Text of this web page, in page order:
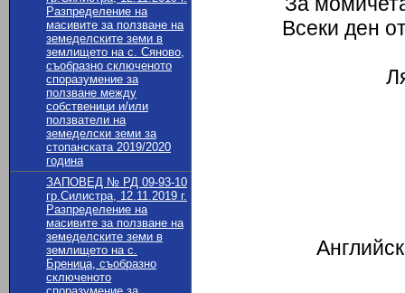
Разпределение на
масивите за ползване на
земеделските земи в
землището на с. Сяново,
съобразно сключеното
споразумение за
ползване между
собственици и/или
ползватели на
земеделски земи за
стопанската 2019/2020
година
ЗАПОВЕД № РД 09-93-10
гр.Силистра, 12.11.2019 г.
Разпределение на
масивите за ползване на
земеделските земи в
землището на с.
Бреница, съобразно
сключеното
Всеки ден